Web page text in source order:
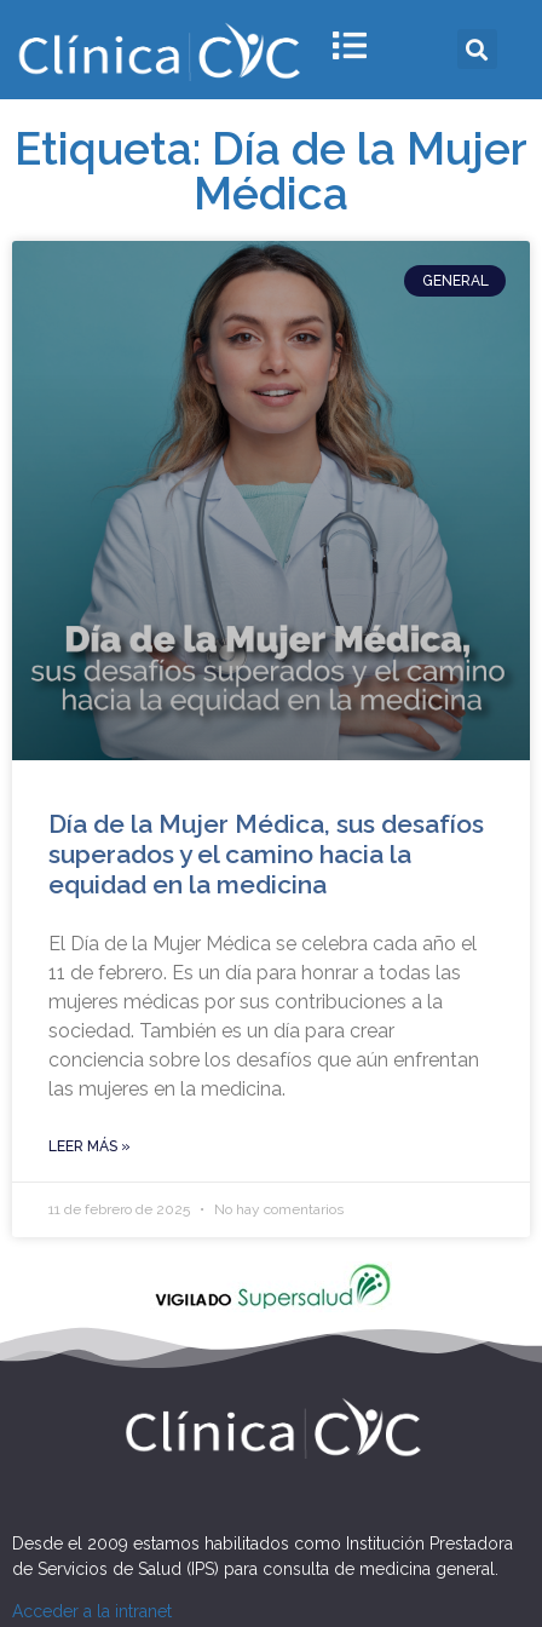
Etiqueta: Día de la Mujer
Médica
GENERAL
Día de la Mujer Médica, sus desafíos
superados y el camino hacia la
equidad en la medicina
El Día de la Mujer Médica se celebra cada año el
11 de febrero. Es un día para honrar a todas las
mujeres médicas por sus contribuciones a la
sociedad. También es un día para crear
conciencia sobre los desafíos que aún enfrentan
las mujeres en la medicina.
LEER MÁS »
11 de febrero de 2025 No hay comentarios
Desde el 2009 estamos habilitados como Institución Prestadora
de Servicios de Salud (IPS) para consulta de medicina general.
Acceder a la intranet